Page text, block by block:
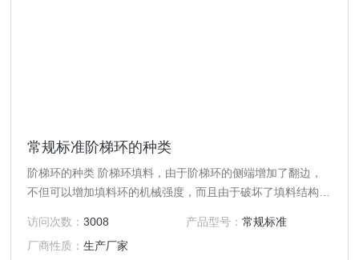
常规标准阶梯环的种类
阶梯环的种类 阶梯环填料，由于阶梯环的侧端增加了翻边，
不但可以增加填料环的机械强度，而且由于破坏了填料结构的
影响，使得填料在堆积时填料环隙之间的接触由以线性接触为
主变为以点接触为主。
访问次数：3008 产品型号： 常规标准
厂商性质：生产厂家